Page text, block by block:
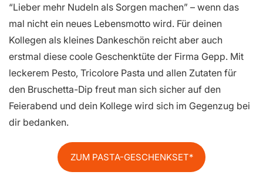
“Lieber mehr Nudeln als Sorgen machen” – wenn das
mal nicht ein neues Lebensmotto wird. Für deinen
Kollegen als kleines Dankeschön reicht aber auch
erstmal diese coole Geschenktüte der Firma Gepp. Mit
leckerem Pesto, Tricolore Pasta und allen Zutaten für
den Bruschetta-Dip freut man sich sicher auf den
Feierabend und dein Kollege wird sich im Gegenzug bei
dir bedanken.
ZUM PASTA-GESCHENKSET